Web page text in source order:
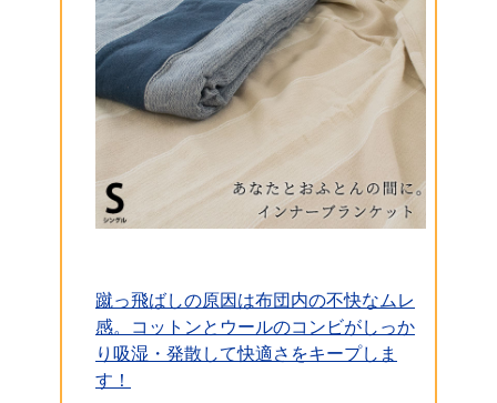
蹴っ飛ばしの原因は布団内の不快なムレ
感。コットンとウールのコンビがしっか
り吸湿・発散して快適さをキープしま
す！